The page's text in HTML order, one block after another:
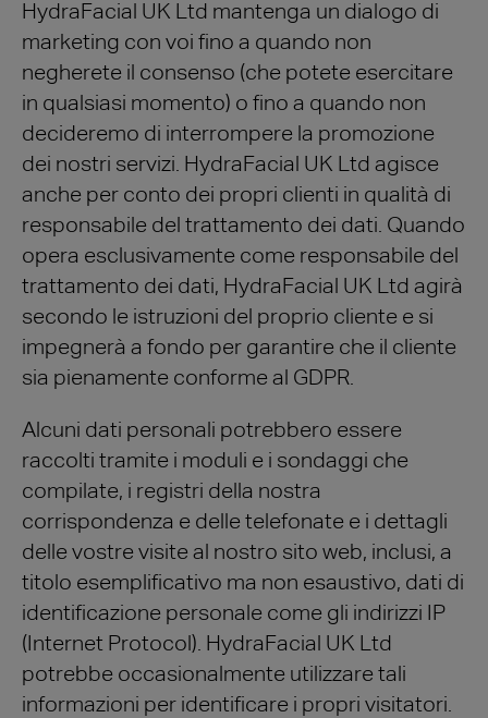
HydraFacial UK Ltd mantenga un dialogo di
marketing con voi fino a quando non
negherete il consenso (che potete esercitare
in qualsiasi momento) o fino a quando non
decideremo di interrompere la promozione
dei nostri servizi. HydraFacial UK Ltd agisce
anche per conto dei propri clienti in qualità di
responsabile del trattamento dei dati. Quando
opera esclusivamente come responsabile del
trattamento dei dati, HydraFacial UK Ltd agirà
secondo le istruzioni del proprio cliente e si
impegnerà a fondo per garantire che il cliente
sia pienamente conforme al GDPR.
Alcuni dati personali potrebbero essere
raccolti tramite i moduli e i sondaggi che
compilate, i registri della nostra
corrispondenza e delle telefonate e i dettagli
delle vostre visite al nostro sito web, inclusi, a
titolo esemplificativo ma non esaustivo, dati di
identificazione personale come gli indirizzi IP
(Internet Protocol). HydraFacial UK Ltd
potrebbe occasionalmente utilizzare tali
informazioni per identificare i propri visitatori.